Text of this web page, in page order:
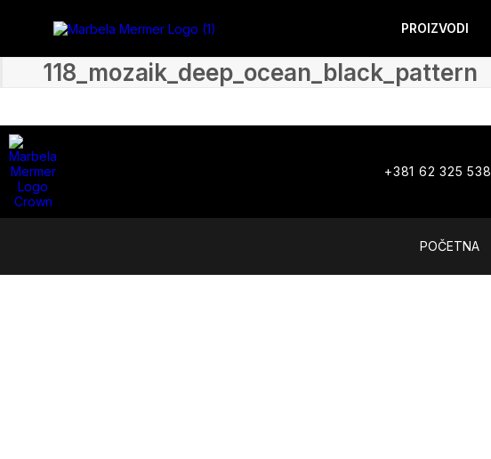
PROIZVODI
118_mozaik_deep_ocean_black_pattern
+381 62 325 538
POČETNA